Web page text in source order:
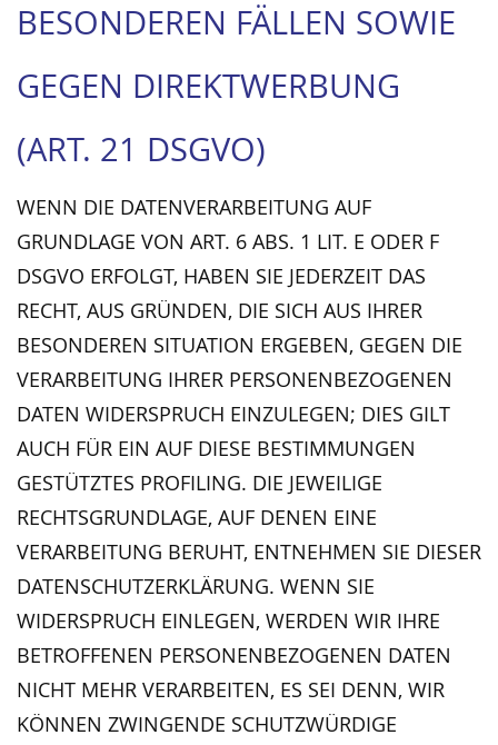
BESONDEREN FÄLLEN SOWIE
GEGEN DIREKTWERBUNG
(ART. 21 DSGVO)
WENN DIE DATENVERARBEITUNG AUF
GRUNDLAGE VON ART. 6 ABS. 1 LIT. E ODER F
DSGVO ERFOLGT, HABEN SIE JEDERZEIT DAS
RECHT, AUS GRÜNDEN, DIE SICH AUS IHRER
BESONDEREN SITUATION ERGEBEN, GEGEN DIE
VERARBEITUNG IHRER PERSONENBEZOGENEN
DATEN WIDERSPRUCH EINZULEGEN; DIES GILT
AUCH FÜR EIN AUF DIESE BESTIMMUNGEN
GESTÜTZTES PROFILING. DIE JEWEILIGE
RECHTSGRUNDLAGE, AUF DENEN EINE
VERARBEITUNG BERUHT, ENTNEHMEN SIE DIESER
DATENSCHUTZERKLÄRUNG. WENN SIE
WIDERSPRUCH EINLEGEN, WERDEN WIR IHRE
BETROFFENEN PERSONENBEZOGENEN DATEN
NICHT MEHR VERARBEITEN, ES SEI DENN, WIR
KÖNNEN ZWINGENDE SCHUTZWÜRDIGE